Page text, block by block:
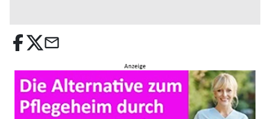
email